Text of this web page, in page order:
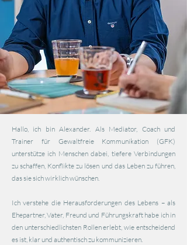
Hallo, ich bin Alexander. Als Mediator, Coach und
Trainer für Gewaltfreie Kommunikation (GFK)
unterstütze ich Menschen dabei, tiefere Verbindungen
zu schaffen, Konflikte zu lösen und das Leben zu führen,
das sie sich wirklich wünschen.
Ich verstehe die Herausforderungen des Lebens – als
Ehepartner, Vater, Freund und Führungskraft habe ich in
den unterschiedlichsten Rollen erlebt, wie entscheidend
es ist, klar und authentisch zu kommunizieren.